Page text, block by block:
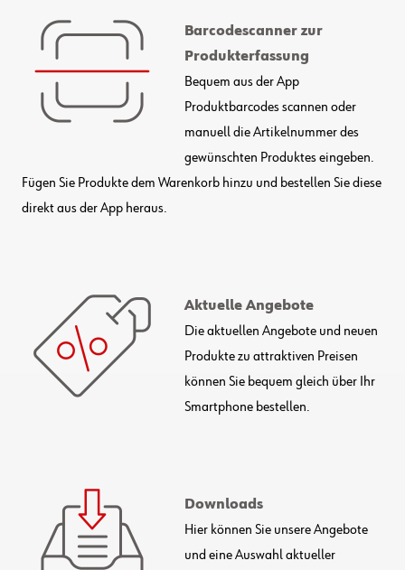
Barcodescanner zur
Produkterfassung
Bequem aus der App
Produktbarcodes scannen oder
manuell die Artikelnummer des
gewünschten Produktes eingeben.
Fügen Sie Produkte dem Warenkorb hinzu und bestellen Sie diese
direkt aus der App heraus.
Aktuelle Angebote
Die aktuellen Angebote und neuen
Produkte zu attraktiven Preisen
können Sie bequem gleich über Ihr
Smartphone bestellen.
Downloads
Hier können Sie unsere Angebote
und eine Auswahl aktueller